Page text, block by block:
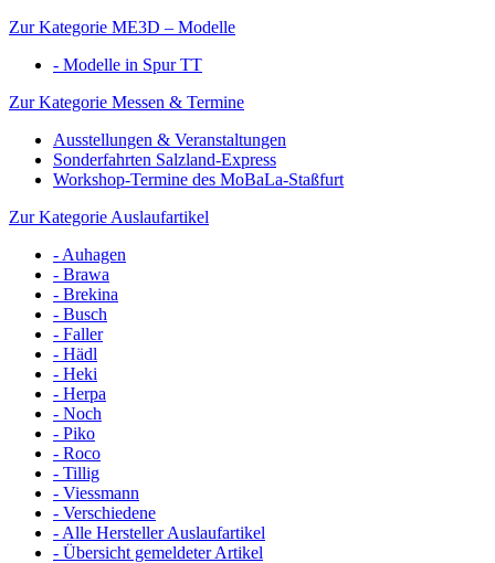
Zur Kategorie ME3D – Modelle
- Modelle in Spur TT
Zur Kategorie Messen & Termine
Ausstellungen & Veranstaltungen
Sonderfahrten Salzland-Express
Workshop-Termine des MoBaLa-Staßfurt
Zur Kategorie Auslaufartikel
- Auhagen
- Brawa
- Brekina
- Busch
- Faller
- Hädl
- Heki
- Herpa
- Noch
- Piko
- Roco
- Tillig
- Viessmann
- Verschiedene
- Alle Hersteller Auslaufartikel
- Übersicht gemeldeter Artikel